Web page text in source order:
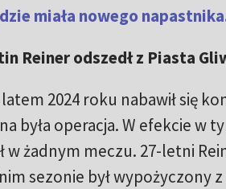
miała nowego
Reiner odszedł z Piasta
2024 roku nabawił się
była operacja. W efekcie w
w żadnym meczu. 27-letni
sezonie był wypożyczony z